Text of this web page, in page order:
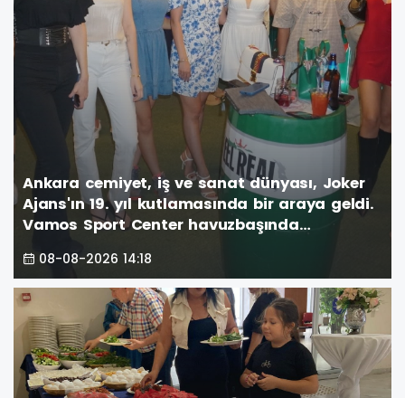
Ankara cemiyet, iş ve sanat dünyası, Joker
Ajans'ın 19. yıl kutlamasında bir araya geldi.
Vamos Sport Center havuzbaşında
08-08-2026 14:18